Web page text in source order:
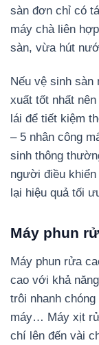
sàn đơn chỉ có
máy chà liên
sàn, vừa hút
Nếu vệ sinh sàn
xuất tốt nhất
lái để tiết kiệm
– 5 nhân công
sinh thông
người điều
lại hiệu quả tối
Máy phun
Máy phun rửa
cao với khả
trôi nhanh
máy… Máy xịt
chí lên đến vài